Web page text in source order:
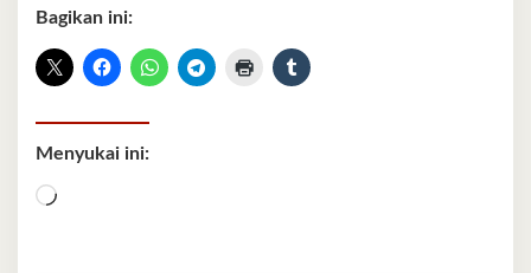
Bagikan ini:
Menyukai ini:
Memuat...